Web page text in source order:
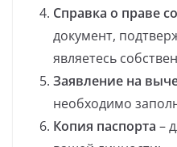
Справка о праве
документ,
являетесь
Заявление на
необходимо
Копия паспорта –